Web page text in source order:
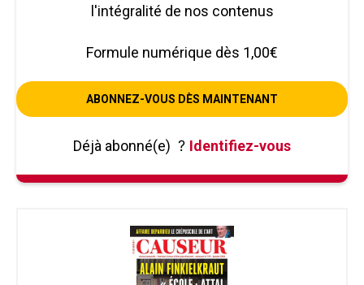
l'intégralité de nos contenus
Formule numérique dès 1,00€
ABONNEZ-VOUS DÈS MAINTENANT
Déjà abonné(e) ? Identifiez-vous